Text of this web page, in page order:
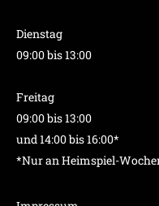
Dienstag
09:00 bis 13:00
Freitag
09:00 bis 13:00
und 14:00 bis 16:00*
*Nur an Heimspiel-